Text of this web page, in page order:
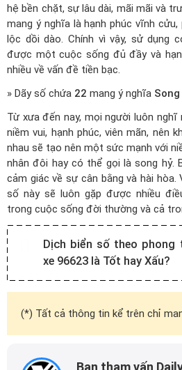
hệ bền chặt, sự lâu dài, mãi mãi và
mang ý nghĩa là hạnh phúc vĩnh
lộc dồi dào. Chính vì vậy, sử dụng
được một cuộc sống đủ đầy và
nhiều về vấn đề tiền bạc.
» Dãy số chứa 22 mang ý nghĩa
Từ xưa đến nay, mọi người luôn
niềm vui, hạnh phúc, viên mãn, nên
nhau sẽ tạo nên một sức mạnh với
nhân đôi hay có thể gọi là song hỷ.
cảm giác về sự cân bằng và hài hòa.
số này sẽ luôn gặp được nhiều
trong cuộc sống đời thường và cả
Dịch biển số theo phong
xe 96623 là Tốt hay Xấu?
(*) Tất cả thông tin kể trên chỉ
Ban tham vấn